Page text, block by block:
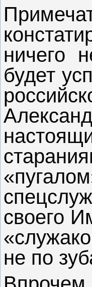
ничего
будет
своего
не по